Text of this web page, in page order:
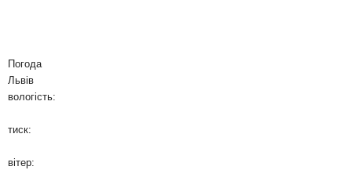
Погода
Львів
вологість:
тиск:
вітер: